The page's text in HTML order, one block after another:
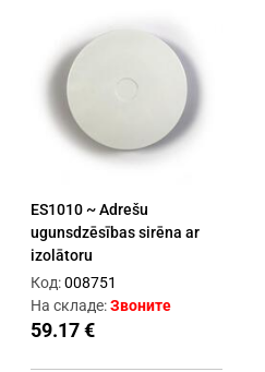
ES1010 ~ Adrešu
ugunsdzēsības sirēna ar
izolātoru
Код:008751
На складе:Звоните
59.17 €